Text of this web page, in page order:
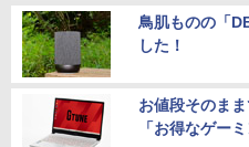
鳥肌ものの「
した！
お値段そのま
「お得なゲー